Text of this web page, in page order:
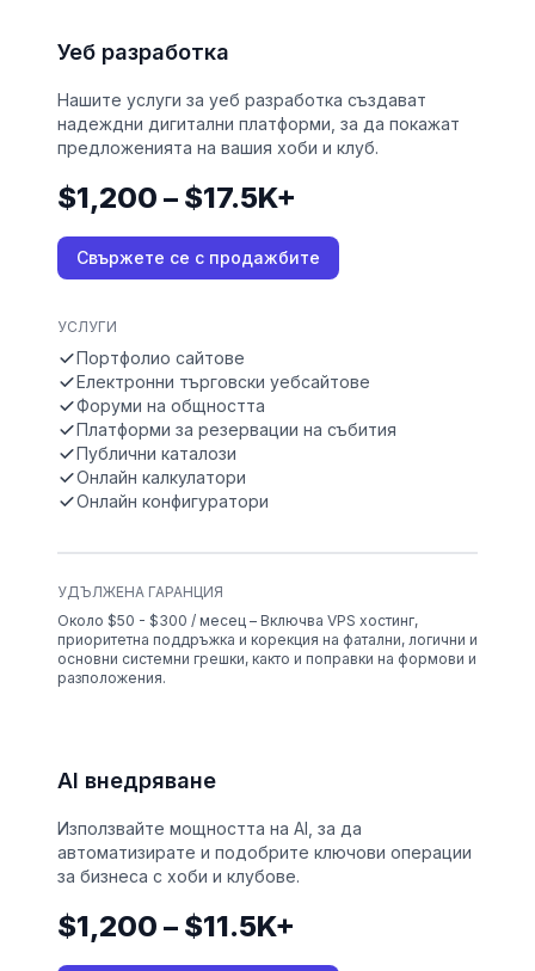
Уеб разработка
Нашите услуги за уеб разработка създават
надеждни дигитални платформи, за да покажат
предложенията на вашия хоби и клуб.
$1,200 – $17.5K+
Свържете се с продажбите
УСЛУГИ
Портфолио сайтове
Електронни търговски уебсайтове
Форуми на общността
Платформи за резервации на събития
Публични каталози
Онлайн калкулатори
Онлайн конфигуратори
УДЪЛЖЕНА ГАРАНЦИЯ
Около $50 - $300 / месец – Включва VPS хостинг,
приоритетна поддръжка и корекция на фатални, логични и
основни системни грешки, както и поправки на формови и
разположения.
AI внедряване
Използвайте мощността на AI, за да
автоматизирате и подобрите ключови операции
за бизнеса с хоби и клубове.
$1,200 – $11.5K+